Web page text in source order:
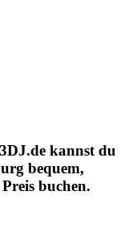
kannst du
bequem,
buchen.